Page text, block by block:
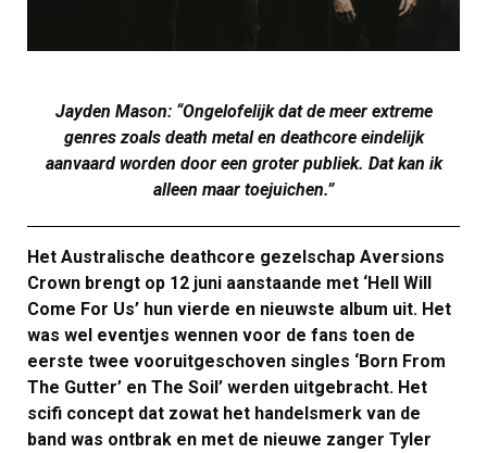
Jayden Mason: “Ongelofelijk dat de meer extreme
genres zoals death metal en deathcore eindelijk
aanvaard worden door een groter publiek. Dat kan ik
alleen maar toejuichen.”
Het Australische deathcore gezelschap Aversions
Crown brengt op 12 juni aanstaande met ‘Hell Will
Come For Us’ hun vierde en nieuwste album uit. Het
was wel eventjes wennen voor de fans toen de
eerste twee vooruitgeschoven singles ‘Born From
The Gutter’ en The Soil’ werden uitgebracht. Het
scifi concept dat zowat het handelsmerk van de
band was ontbrak en met de nieuwe zanger Tyler